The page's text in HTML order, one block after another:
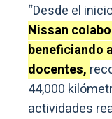
“Desde el
Nissan
beneficiando
docentes,
44,000
actividades